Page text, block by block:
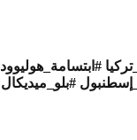
#ابتسامة_هوليوود
#بلو_ميديكال